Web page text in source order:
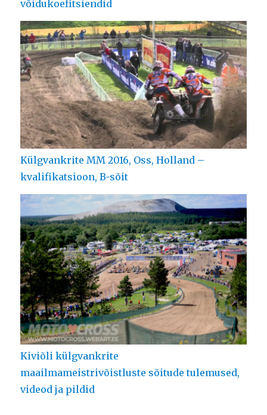
võidukoefitsiendid
Külgvankrite MM 2016, Oss, Holland –
kvalifikatsioon, B-sõit
Kiviõli külgvankrite
maailmameistrivõistluste sõitude tulemused,
videod ja pildid